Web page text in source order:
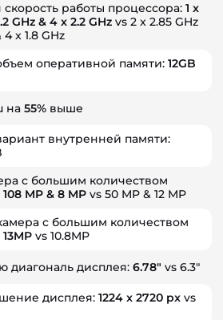
работы процессора: 1 x
GHz & 4 x 2.2 GHz vs 2 x 2.85 GHz
4 x 1.8 GHz
оперативной памяти: 12GB
на 55% выше
внутренней памяти:
с большим количеством
108 MP & 8 MP vs 50 MP & 12 MP
с большим количеством
13MP vs 10.8MP
диагональ дисплея: 6.78" vs 6.3"
дисплея: 1224 x 2720 px vs